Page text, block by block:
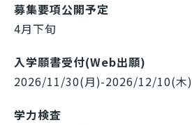
募集要項公開予定
4月下旬
入学願書受付(Web出願)
2026/11/30(月)-2026/12/10(木)
学力検査